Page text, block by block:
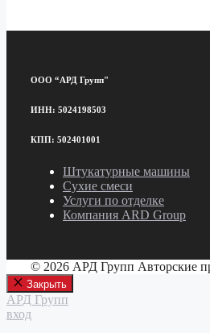
ООО “АРД Групп"
ИНН: 5024198503
КПП: 502401001
Штукатурные машины
Сухие смеси
Услуги по отделке
Компания ARD Group
© 2026 АРД Групп Авторские
Закрыть
АРД Групп
вход